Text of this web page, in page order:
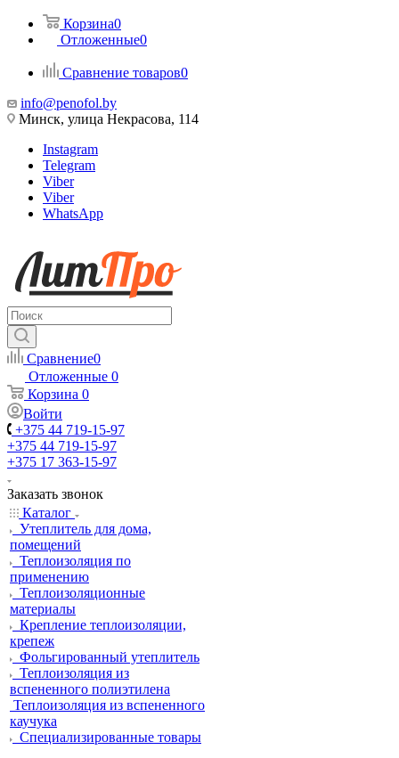
Корзина0
Отложенные0
Сравнение товаров0
info@penofol.by
Минск, улица Некрасова, 114
Instagram
Telegram
Viber
Viber
WhatsApp
Сравнение0
Отложенные 0
Корзина 0
Войти
+375 44 719-15-97
+375 44 719-15-97
+375 17 363-15-97
Заказать звонок
Каталог
Утеплитель для дома,
помещений
Теплоизоляция по
применению
Теплоизоляционные
материалы
Крепление теплоизоляции,
крепеж
Фольгированный утеплитель
Теплоизоляция из
вспененного полиэтилена
Теплоизоляция из вспененного
каучука
Специализированные товары